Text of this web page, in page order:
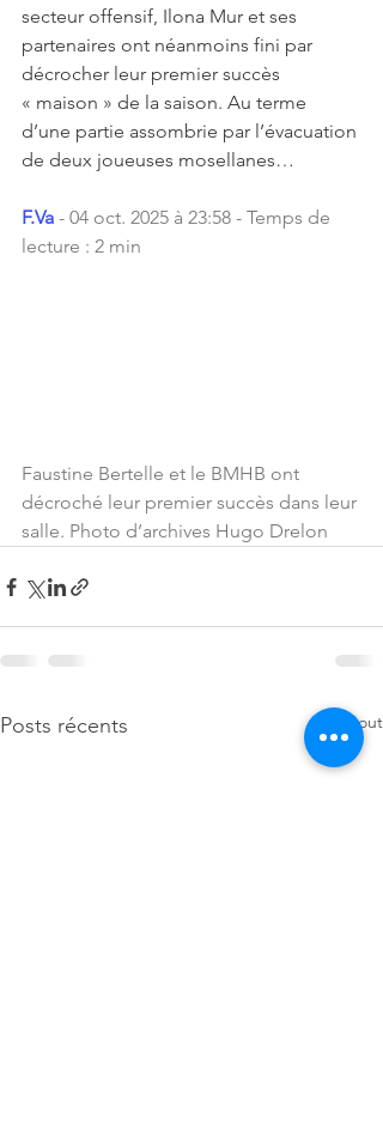
secteur offensif, Ilona Mur et ses
partenaires ont néanmoins fini par
décrocher leur premier succès
« maison » de la saison. Au terme
d’une partie assombrie par l’évacuation
de deux joueuses mosellanes…
F.Va - 04 oct. 2025 à 23:58 - Temps de
lecture : 2 min
Faustine Bertelle et le BMHB ont
décroché leur premier succès dans leur
salle. Photo d’archives Hugo Drelon
Posts récents Voir tout